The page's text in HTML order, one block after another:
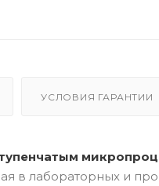
УСЛОВИЯ ГАРАНТИИ
в лабораторных и